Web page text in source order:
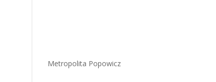
Metropolita Popowicz